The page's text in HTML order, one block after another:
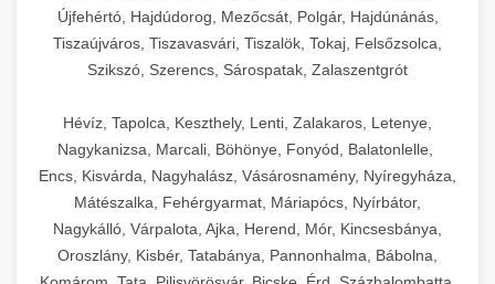
Újfehértó, Hajdúdorog, Mezőcsát, Polgár, Hajdúnánás,
Tiszaújváros, Tiszavasvári, Tiszalök, Tokaj, Felsőzsolca,
Szikszó, Szerencs, Sárospatak, Zalaszentgrót
Hévíz, Tapolca, Keszthely, Lenti, Zalakaros, Letenye,
Nagykanizsa, Marcali, Böhönye, Fonyód, Balatonlelle,
Encs, Kisvárda, Nagyhalász, Vásárosnamény, Nyíregyháza,
Mátészalka, Fehérgyarmat, Máriapócs, Nyírbátor,
Nagykálló, Várpalota, Ajka, Herend, Mór, Kincsesbánya,
Oroszlány, Kisbér, Tatabánya, Pannonhalma, Bábolna,